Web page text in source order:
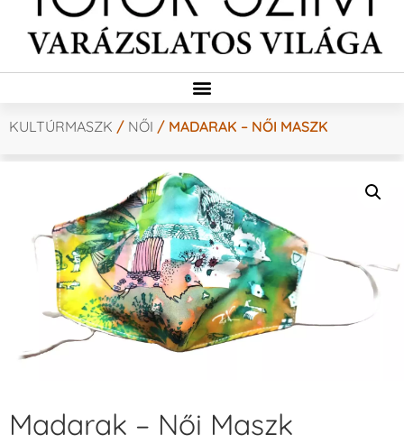
KULTÚRMASZK / NŐI / MADARAK – NŐI MASZK
Madarak – Női Maszk